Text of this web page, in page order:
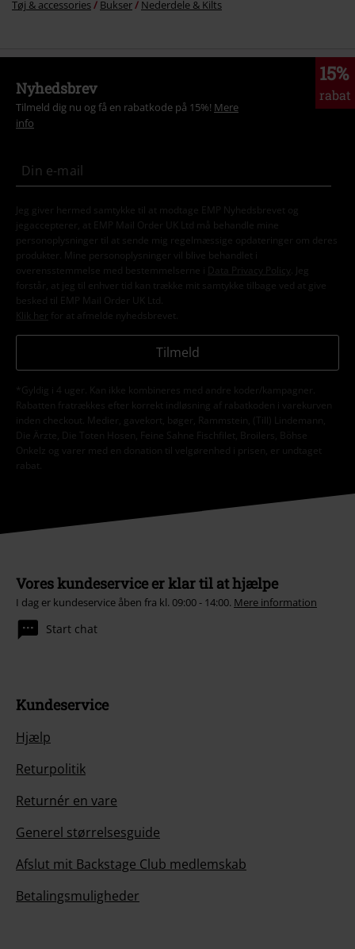
Tøj & accessories Bukser Nederdele & Kilts
15%
rabat
Nyhedsbrev
Tilmeld dig nu og få en rabatkode på 15%! Mere
info
Jeg giver hermed samtykke til at modtage EMP Nyhedsbrevet og
jegaccepterer, at EMP Mail Order UK Ltd må behandle mine
personoplysninger til at sende mig regelmæssige opdateringer om deres
produkter. Mine personoplysninger vil blive behandlet i
overensstemmelse med bestemmelserne i
Data Privacy Policy
. Jeg
forstår, at jeg til enhver tid kan trække mit samtykke tilbage ved at give
besked til EMP Mail Order UK Ltd.
Klik her
for at afmelde nyhedsbrevet.
Tilmeld
*Gyldig i 4 uger. Kan ikke kombineres med andre koder/kampagner.
Rabatten fratrækkes efter korrekt indløsning af rabatkoden i varekurven
inden checkout. Medier, gavekort, bøger, Rammstein, (Till) Lindemann,
Die Ärzte, Die Toten Hosen, Feine Sahne Fischfilet, Broilers, Böhse
Onkelz og varer med en donation til velgørenhed i prisen, er undtaget
rabat.
Vores kundeservice er klar til at hjælpe
I dag er kundeservice åben fra kl. 09:00 - 14:00. Mere information
Start chat
Kundeservice
Hjælp
Returpolitik
Returnér en vare
Generel størrelsesguide
Afslut mit Backstage Club medlemskab
Betalingsmuligheder